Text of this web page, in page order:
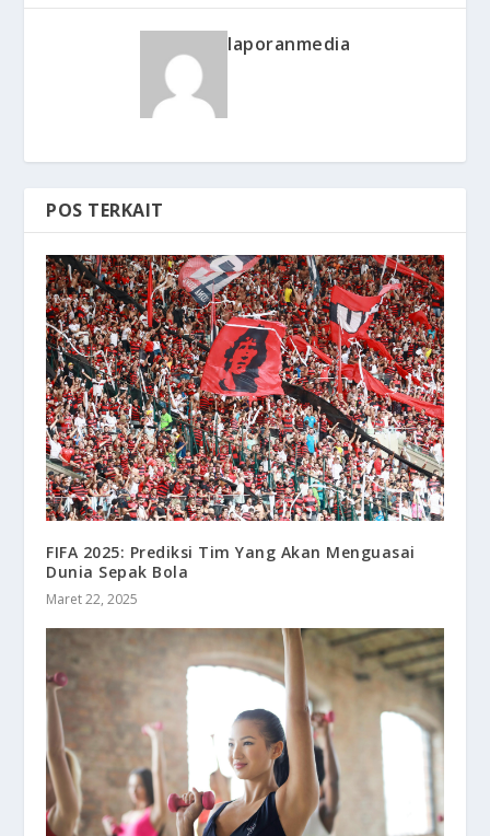
laporanmedia
POS TERKAIT
FIFA 2025: Prediksi Tim Yang Akan Menguasai
Dunia Sepak Bola
Maret 22, 2025